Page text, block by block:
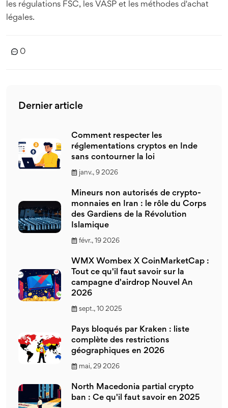
les régulations FSC, les VASP et les méthodes d'achat
légales.
0
Dernier article
Comment respecter les
réglementations cryptos en Inde
sans contourner la loi
janv., 9 2026
Mineurs non autorisés de crypto-
monnaies en Iran : le rôle du Corps
des Gardiens de la Révolution
Islamique
févr., 19 2026
WMX Wombex X CoinMarketCap :
Tout ce qu'il faut savoir sur la
campagne d'airdrop Nouvel An
2026
sept., 10 2025
Pays bloqués par Kraken : liste
complète des restrictions
géographiques en 2026
mai, 29 2026
North Macedonia partial crypto
ban : Ce qu'il faut savoir en 2025